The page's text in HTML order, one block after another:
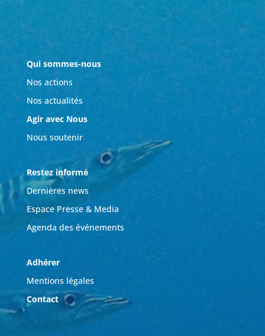
Qui sommes-nous
Nos actions
Nos actualités
Agir avec Nous
Nous soutenir
Restez informé
Dernières news
Espace Presse & Media
Agenda des événements
Adhérer
Mentions légales
Contact